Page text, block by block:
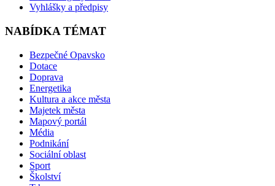
Vyhlášky a předpisy
NABÍDKA TÉMAT
Bezpečné Opavsko
Dotace
Doprava
Energetika
Kultura a akce města
Majetek města
Mapový portál
Média
Podnikání
Sociální oblast
Sport
Školství